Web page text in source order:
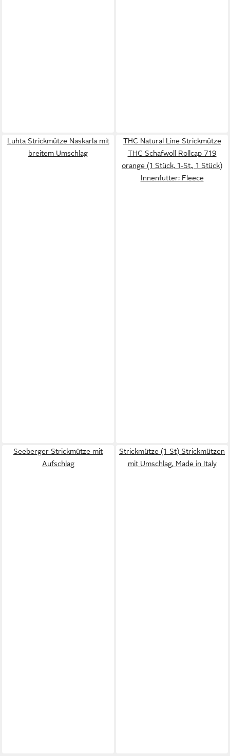
Luhta Strickmütze Naskarla mit
breitem Umschlag
THC Natural Line Strickmütze
THC Schafwoll Rollcap 719
orange (1 Stück, 1-St., 1 Stück)
Innenfutter: Fleece
Seeberger Strickmütze mit
Aufschlag
Strickmütze (1-St) Strickmützen
mit Umschlag, Made in Italy